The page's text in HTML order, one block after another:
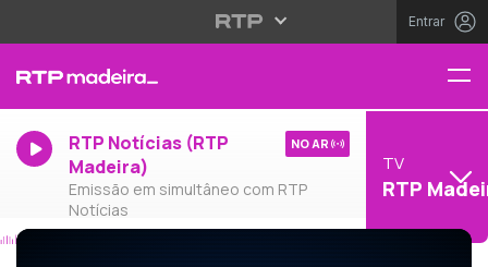
Entrar
RTP Notícias (RTP
Madeira)
Emissão em simultâneo com RTP
Notícias
NO AR
TV
RTP